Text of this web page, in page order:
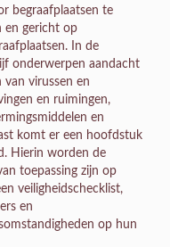
begraafplaatsen te
en gericht op
In de
onderwerpen aandacht
van virussen en
en ruimingen,
en
komt er een hoofdstuk
Hierin worden de
toepassing zijn op
veiligheidschecklist,
en
op hun